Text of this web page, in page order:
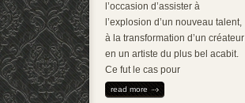
l’occasion d’assister à
l’explosion d’un nouveau talent,
à la transformation d’un créateur
en un artiste du plus bel acabit.
Ce fut le cas pour
read more